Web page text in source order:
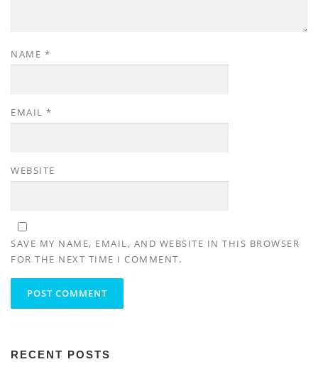
NAME *
EMAIL *
WEBSITE
SAVE MY NAME, EMAIL, AND WEBSITE IN THIS BROWSER
FOR THE NEXT TIME I COMMENT.
RECENT POSTS